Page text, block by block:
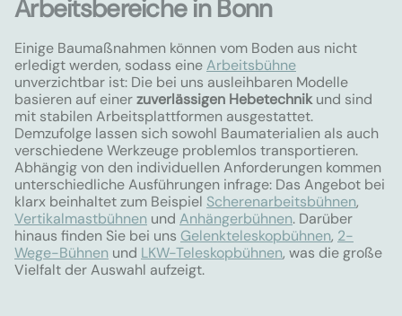
Arbeitsbereiche in Bonn
Einige Baumaßnahmen können vom Boden aus nicht
erledigt werden, sodass eineArbeitsbühne
unverzichtbar ist: Die bei uns ausleihbaren Modelle
basieren auf einerzuverlässigen Hebetechnikund sind
mit stabilen Arbeitsplattformen ausgestattet.
Demzufolge lassen sich sowohl Baumaterialien als auch
verschiedene Werkzeuge problemlos transportieren.
Abhängig von den individuellen Anforderungen kommen
unterschiedliche Ausführungen infrage: Das Angebot bei
klarx beinhaltet zum Beispiel Scherenarbeitsbühnen,
Vertikalmastbühnen und Anhängerbühnen. Darüber
hinaus finden Sie bei uns Gelenkteleskopbühnen, 2-
Wege-Bühnen und LKW-Teleskopbühnen, was die große
Vielfalt der Auswahl aufzeigt.